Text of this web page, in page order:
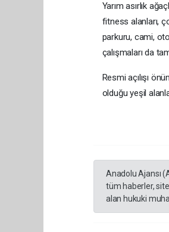
Yarım asırlık
fitness alanları,
parkuru, cami,
çalışmaları da
Resmi açılışı
olduğu yeşil
Anadolu Ajansı
tüm haberler,
alan hukuki